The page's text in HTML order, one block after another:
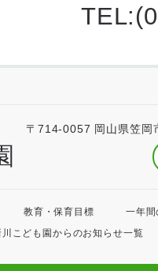
〒714-0057 岡山県笠岡
教育・保育目標
一年
川こども園からのお知らせ一覧